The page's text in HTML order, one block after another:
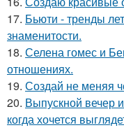
17. Бьюти - тренды
знаменитости.
18. Селена гомес и
отношениях.
19. Создай не меняя
20. Выпускной вечер
когда хочется